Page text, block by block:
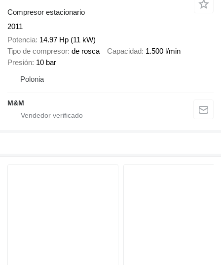
Compresor estacionario
2011
Potencia 14.97 Hp (11 kW)
Tipo de compresor de rosca Capacidad 1.500 l/min
Presión 10 bar
Polonia
M&M